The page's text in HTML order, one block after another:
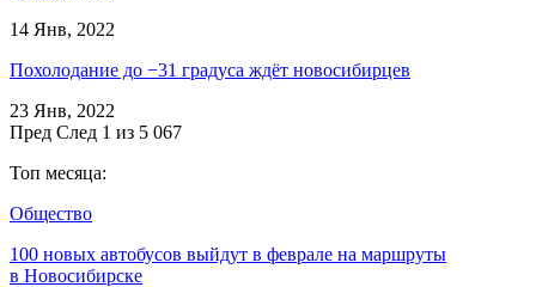
14 Янв, 2022
Похолодание до −31 градуса ждёт новосибирцев
23 Янв, 2022
Пред След 1 из 5 067
Топ месяца:
Общество
100 новых автобусов выйдут в феврале на маршруты
в Новосибирске